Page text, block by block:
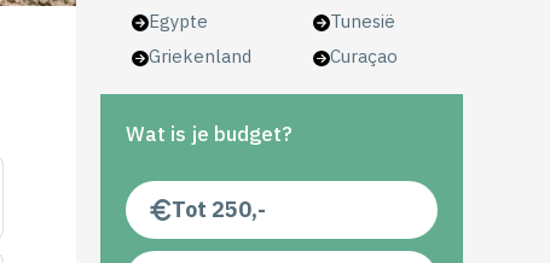
Egypte
Griekenland
Tunesië
Curaçao
Wat is je budget?
Tot 250,-